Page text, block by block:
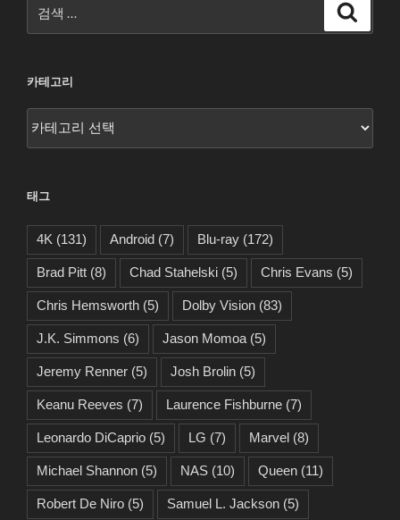
색:
카테고리
태그
4K (131) Android (7) Blu-ray (172)
Brad Pitt (8) Chad Stahelski (5) Chris Evans (5)
Chris Hemsworth (5) Dolby Vision (83)
J.K. Simmons (6) Jason Momoa (5)
Jeremy Renner (5) Josh Brolin (5)
Keanu Reeves (7) Laurence Fishburne (7)
Leonardo DiCaprio (5) LG (7) Marvel (8)
Michael Shannon (5) NAS (10) Queen (11)
Robert De Niro (5) Samuel L. Jackson (5)